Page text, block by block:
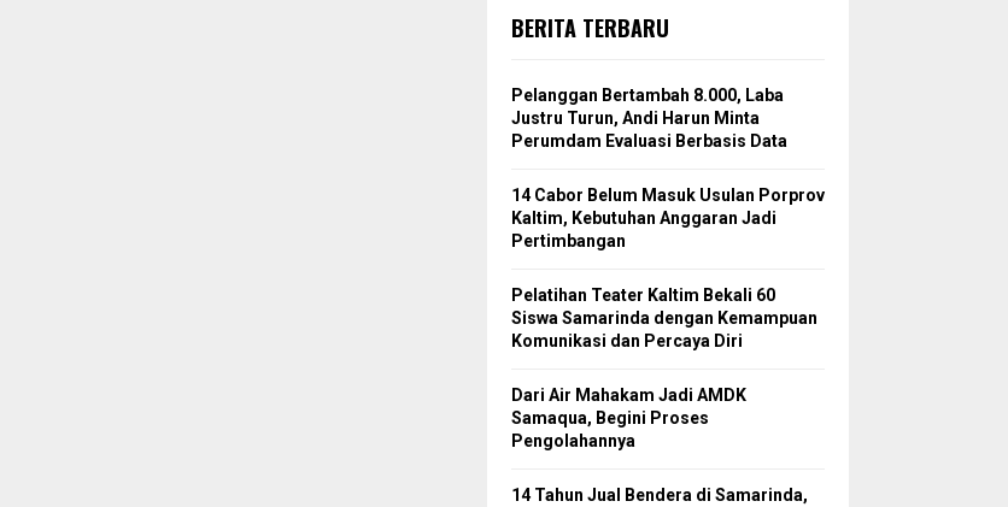
BERITA TERBARU
Pelanggan Bertambah 8.000, Laba
Justru Turun, Andi Harun Minta
Perumdam Evaluasi Berbasis Data
14 Cabor Belum Masuk Usulan Porprov
Kaltim, Kebutuhan Anggaran Jadi
Pertimbangan
Pelatihan Teater Kaltim Bekali 60
Siswa Samarinda dengan Kemampuan
Komunikasi dan Percaya Diri
Dari Air Mahakam Jadi AMDK
Samaqua, Begini Proses
Pengolahannya
14 Tahun Jual Bendera di Samarinda,